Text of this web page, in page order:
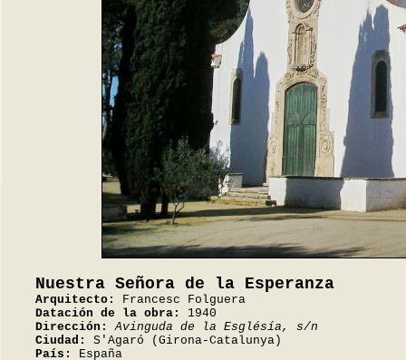
Nuestra Señora de la Esperanza
Arquitecto:
Francesc Folguera
Datación de la obra:
1940
Dirección:
Avinguda de la Esglésía, s/n
Ciudad:
S'Agaró (Girona-Catalunya)
País:
España